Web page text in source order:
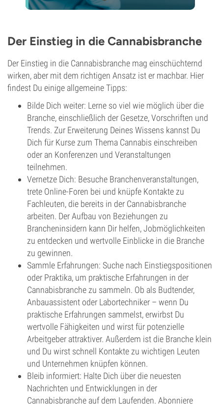
Der Einstieg in die Cannabisbranche
Der Einstieg in die Cannabisbranche mag einschüchternd
wirken, aber mit dem richtigen Ansatz ist er machbar. Hier
findest Du einige allgemeine Tipps:
Bilde Dich weiter: Lerne so viel wie möglich über die
Branche, einschließlich der Gesetze, Vorschriften und
Trends. Zur Erweiterung Deines Wissens kannst Du
Dich für Kurse zum Thema Cannabis einschreiben
oder an Konferenzen und Veranstaltungen
teilnehmen.
Vernetze Dich: Besuche Branchenveranstaltungen,
trete Online-Foren bei und knüpfe Kontakte zu
Fachleuten, die bereits in der Cannabisbranche
arbeiten. Der Aufbau von Beziehungen zu
Brancheninsidern kann Dir helfen, Jobmöglichkeiten
zu entdecken und wertvolle Einblicke in die Branche
zu gewinnen.
Sammle Erfahrungen: Suche nach Einstiegspositionen
oder Praktika, um praktische Erfahrungen in der
Cannabisbranche zu sammeln. Ob als Budtender,
Anbauassistent oder Labortechniker – wenn Du
praktische Erfahrungen sammelst, erwirbst Du
wertvolle Fähigkeiten und wirst für potenzielle
Arbeitgeber attraktiver. Außerdem ist die Branche klein
und Du wirst schnell Kontakte zu wichtigen Leuten
und Unternehmen knüpfen können.
Bleib informiert: Halte Dich über die neuesten
Nachrichten und Entwicklungen in der
Cannabisbranche auf dem Laufenden. Abonniere